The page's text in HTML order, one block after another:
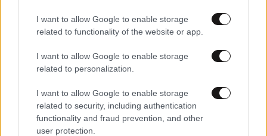
I want to allow Google to enable storage
related to functionality of the website or app.
I want to allow Google to enable storage
related to personalization.
I want to allow Google to enable storage
related to security, including authentication
functionality and fraud prevention, and other
user protection.
κυρία "motor oil " με τα υπερκερδη (του ίδιου
οικογενειακου ομίλου είναι) και να πάψουν τα
Φιλανθρωπίες και φοροαπαλλαγές με τις τσέπες
Απαντήστε